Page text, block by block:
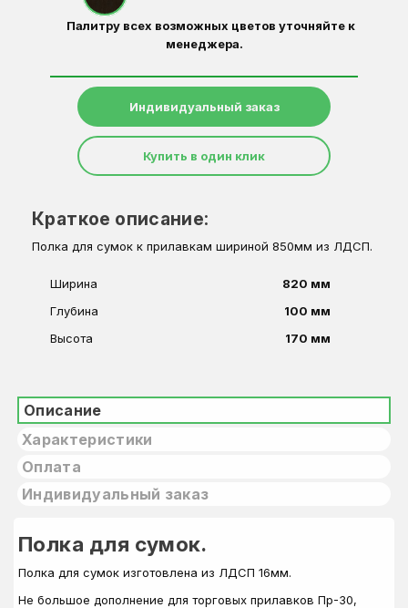
Палитру всех возможных цветов уточняйте к
менеджера.
Индивидуальный заказ
Купить в один клик
Краткое описание:
Полка для сумок к прилавкам шириной 850мм из ЛДСП.
Ширина
820 мм
Глубина
100 мм
Высота
170 мм
Описание
Характеристики
Оплата
Индивидуальный заказ
Полка для сумок.
Полка для сумок изготовлена из ЛДСП 16мм.
Не большое дополнение для торговых прилавков Пр-30,